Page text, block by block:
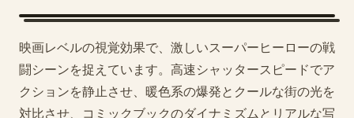
スキル
プロンプト
料金
映画レベルの視覚効果で、激しいスーパーヒーローの戦
闘シーンを捉えています。高速シャッタースピードでア
クションを静止させ、暖色系の爆発とクールな街の光を
対比させ、コミックブックのダイナミズムとリアルな写